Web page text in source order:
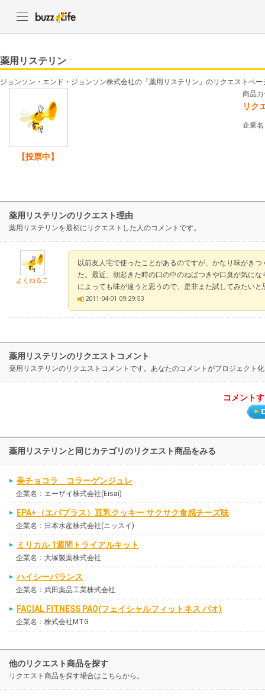
薬用リステリン
ジョンソン・エンド・ジョンソン株式会社の「薬用リステリン」のリクエストペー
【投票中】
商品
リク
企業
薬用リステリンのリクエスト理由
薬用リステリンを最初にリクエストした人のコメントです。
よくねるこ
以前友人宅で使ったことがあるのですが、かなり味がき
た。最近、朝起きた時の口の中のねばつきや口臭が気に
によっても味が違うと思うので、是非また試してみたい
2011-04-01 09:29:53
薬用リステリンのリクエストコメント
薬用リステリンのリクエストコメントです。あなたのコメントがプロジェクト
コメント
薬用リステリンと同じカテゴリのリクエスト商品をみる
美チョコラ コラーゲンジュレ
企業名：エーザイ株式会社(Eisai)
EPA+（エパプラス）豆乳クッキー サクサク食感チーズ味
企業名：日本水産株式会社(ニッスイ)
ミリカル 1週間トライアルキット
企業名：大塚製薬株式会社
ハイシーバランス
企業名：武田薬品工業株式会社
FACIAL FITNESS PAO(フェイシャルフィットネス パオ)
企業名：株式会社MTG
他のリクエスト商品を探す
リクエスト商品を探す場合はこちらから。